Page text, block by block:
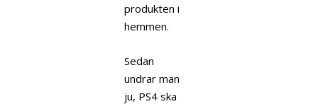
produkten i
hemmen.
Sedan
undrar man
ju, PS4 ska